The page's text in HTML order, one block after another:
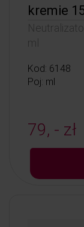
kremie
ml
Kod: 6148
Poj: ml
79, - zł